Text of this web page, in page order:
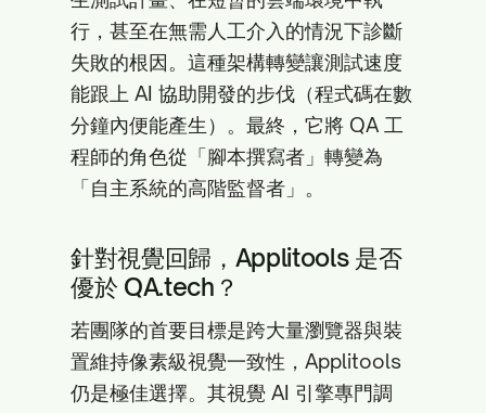
行，甚至在無需人工介入的情況下診斷
失敗的根因。這種架構轉變讓測試速度
能跟上 AI 協助開發的步伐（程式碼在數
分鐘內便能產生）。最終，它將 QA 工
程師的角色從「腳本撰寫者」轉變為
「自主系統的高階監督者」。
針對視覺回歸，Applitools 是否
優於 QA.tech？
若團隊的首要目標是跨大量瀏覽器與裝
置維持像素級視覺一致性，Applitools
仍是極佳選擇。其視覺 AI 引擎專門調